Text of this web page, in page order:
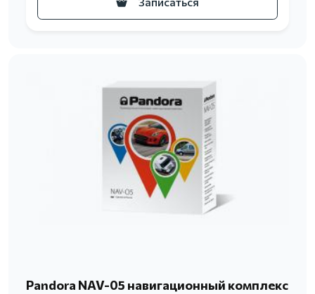
Pandora NAV-05 навигационный комплекс